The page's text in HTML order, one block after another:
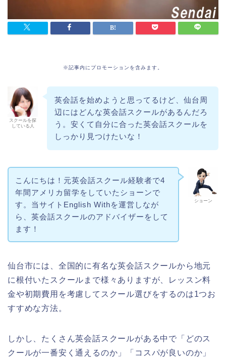
※記事内にプロモーションを含みます。
スクールを探
している人
英会話を始めようと思ってるけど、仙台周
辺にはどんな英会話スクールがあるんだろ
う。安くて自分に合った英会話スクールを
しっかり見つけたいな！
ショーン
こんにちは！元英会話スクール経験者で4
年間アメリカ留学をしていたショーンで
す。当サイトEnglish Withを運営しなが
ら、英会話スクールのアドバイザーをして
ます！
仙台市には、全国的に有名な英会話スクールから地元
に根付いたスクールまで様々ありますが、レッスン料
金や初期費用を考慮してスクール選びをするのは1つお
すすめな方法。
しかし、たくさん英会話スクールがある中で「どのス
クールが一番安く通えるのか」「コスパが良いのか」